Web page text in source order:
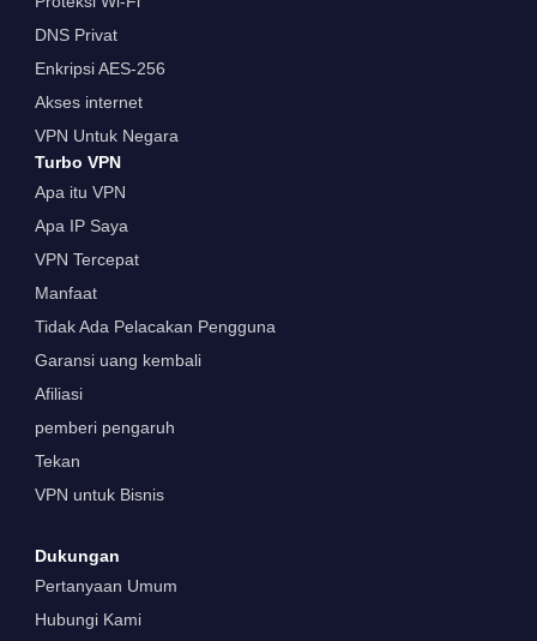
DNS Privat
Enkripsi AES-256
Akses internet
VPN Untuk Negara
Turbo VPN
Apa itu VPN
Apa IP Saya
VPN Tercepat
Manfaat
Tidak Ada Pelacakan Pengguna
Garansi uang kembali
Afiliasi
pemberi pengaruh
Tekan
VPN untuk Bisnis
Dukungan
Pertanyaan Umum
Hubungi Kami